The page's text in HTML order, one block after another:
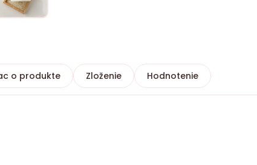
o produkte Zloženie Hodnotenie